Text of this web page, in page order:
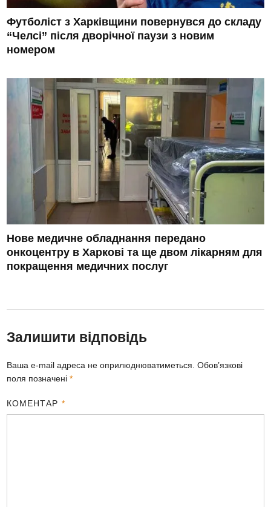
Футболіст з Харківщини повернувся до складу
“Челсі” після дворічної паузи з новим
номером
Нове медичне обладнання передано
онкоцентру в Харкові та ще двом лікарням для
покращення медичних послуг
Залишити відповідь
Ваша e-mail адреса не оприлюднюватиметься. Обов’язкові
поля позначені*
КОМЕНТАР *